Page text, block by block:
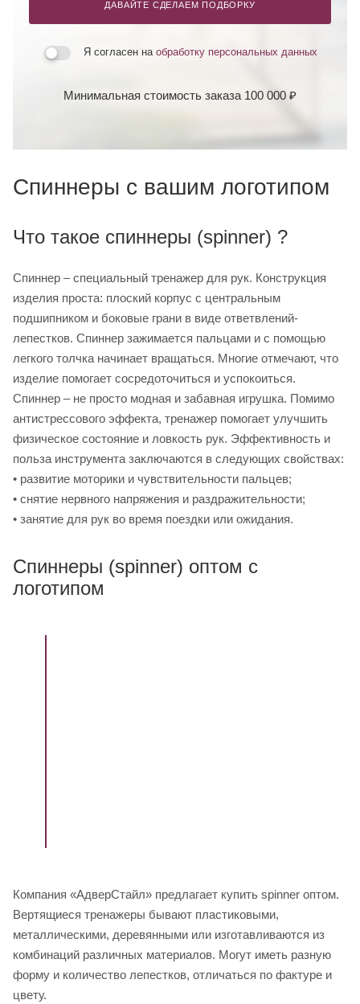
ДАВАЙТЕ СДЕЛАЕМ ПОДБОРКУ
Я согласен на обработку персональных данных
Минимальная стоимость заказа 100 000 ₽
Спиннеры с вашим логотипом
Что такое спиннеры (spinner) ?
Спиннер – специальный тренажер для рук. Конструкция
изделия проста: плоский корпус с центральным
подшипником и боковые грани в виде ответвлений-
лепестков. Спиннер зажимается пальцами и с помощью
легкого толчка начинает вращаться. Многие отмечают, что
изделие помогает сосредоточиться и успокоиться.
Спиннер – не просто модная и забавная игрушка. Помимо
антистрессового эффекта, тренажер помогает улучшить
физическое состояние и ловкость рук. Эффективность и
польза инструмента заключаются в следующих свойствах:
• развитие моторики и чувствительности пальцев;
• снятие нервного напряжения и раздражительности;
• занятие для рук во время поездки или ожидания.
Спиннеры (spinner) оптом с
логотипом
Компания «АдверСтайл» предлагает купить spinner оптом.
Вертящиеся тренажеры бывают пластиковыми,
металлическими, деревянными или изготавливаются из
комбинаций различных материалов. Могут иметь разную
форму и количество лепестков, отличаться по фактуре и
цвету.